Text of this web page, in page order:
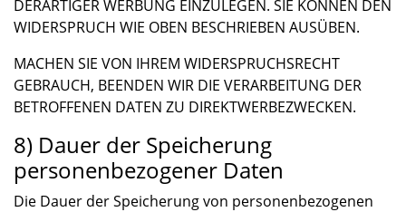
DERARTIGER WERBUNG EINZULEGEN. SIE KÖNNEN DEN
WIDERSPRUCH WIE OBEN BESCHRIEBEN AUSÜBEN.
MACHEN SIE VON IHREM WIDERSPRUCHSRECHT
GEBRAUCH, BEENDEN WIR DIE VERARBEITUNG DER
BETROFFENEN DATEN ZU DIREKTWERBEZWECKEN.
8) Dauer der Speicherung
personenbezogener Daten
Die Dauer der Speicherung von personenbezogenen